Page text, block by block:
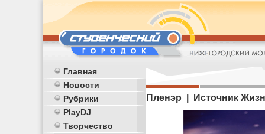
Главная
Новости
Рубрики
PlayDJ
Творчество
Пленэр | Источник